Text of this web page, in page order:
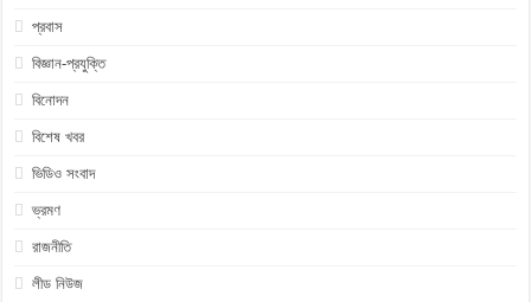
প্রবাস
বিজ্ঞান-প্রযুক্তি
বিনোদন
বিশেষ খবর
ভিডিও সংবাদ
ভ্রমণ
রাজনীতি
লীড নিউজ